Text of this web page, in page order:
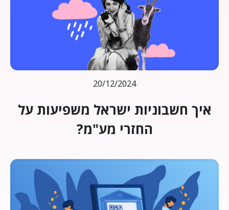
20/12/2024
איך חשבוניות ישראל משפיעות על
החזרי מע"מ?